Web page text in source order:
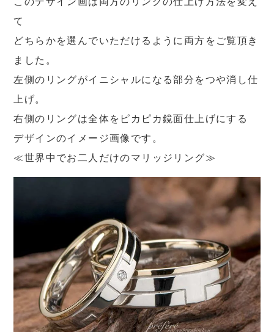
て
どちらかを選んでいただけるように両方をご覧頂き
ました。
左側のリングがイニシャルになる部分をつや消し仕
上げ。
右側のリングは全体をピカピカ鏡面仕上げにする
デザインのイメージ画像です。
≪世界中でお二人だけのマリッジリング≫